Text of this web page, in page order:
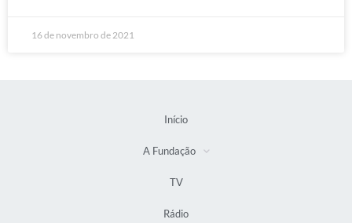
16 de novembro de 2021
Início
A Fundação
TV
Rádio